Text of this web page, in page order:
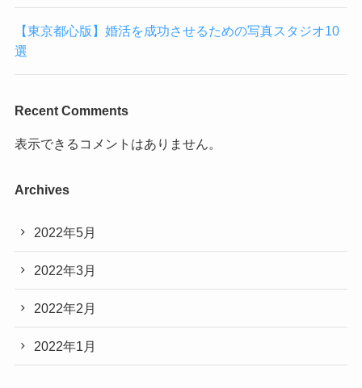
【東京都心版】婚活を成功させるための写真スタジオ10
選
Recent Comments
表示できるコメントはありません。
Archives
2022年5月
2022年3月
2022年2月
2022年1月